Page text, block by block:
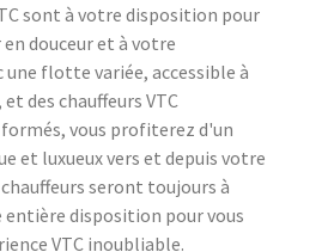
sont à votre disposition pour
douceur et à votre
une flotte variée, accessible à
des chauffeurs VTC
vous profiterez d'un
et luxueux vers et depuis votre
seront toujours à
disposition pour vous
VTC inoubliable.